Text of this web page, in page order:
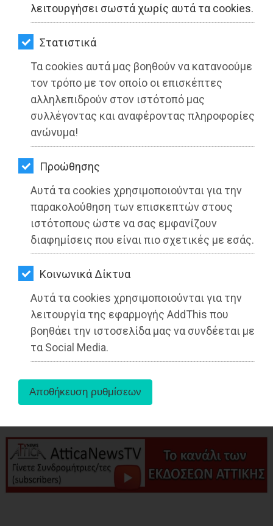
λειτουργήσει σωστά χωρίς αυτά τα cookies.
Στατιστικά
Τα cookies αυτά μας βοηθούν να κατανοούμε
τον τρόπο με τον οποίο οι επισκέπτες
αλληλεπιδρούν στον ιστότοπό μας
συλλέγοντας και αναφέροντας πληροφορίες
ανώνυμα!
Προώθησης
Αυτά τα cookies χρησιμοποιούνται για την
παρακολούθηση των επισκεπτών στους
ιστότοπους ώστε να σας εμφανίζουν
διαφημίσεις που είναι πιο σχετικές με εσάς.
Kοινωνικά Δίκτυα
Αυτά τα cookies χρησιμοποιούνται για την
λειτουργία της εφαρμογής AddThis που
βοηθάει την ιστοσελίδα μας να συνδέεται με
τα Social Media.
ΥΓΕΙΑ
LIFESTYLE
ΤΑΞΙΔΙΑ
ΕΞΟΔΟΣ
ΠΕΡΙΒΑΛΛΟΝ
ΚΑΤΟΙΚΙΔΙΟ
ΑΓΓΕΛΙΕΣ
ΕΦΗΜΕΡΙΔΕΣ
OΔΗΓΟΣ
ΑΓΟΡΑΣ
ΨΙΘΥΡΟΙ
ΑΠΟΣΤΟΛΗ
ΑΡΘΡΩΝ
Διακοπή υδροδότησης την Τετάρτη 6
Οκτωβρίου στη Ραφήνα
Διαβάστηκε 3550 φορές
26-05-2025
Από τo Dimotisnews
aboutus
Ραφήνα, ΤΟΠΙΚΗ ΑΥΤΟΔΙΟΙΚΗΣΗ